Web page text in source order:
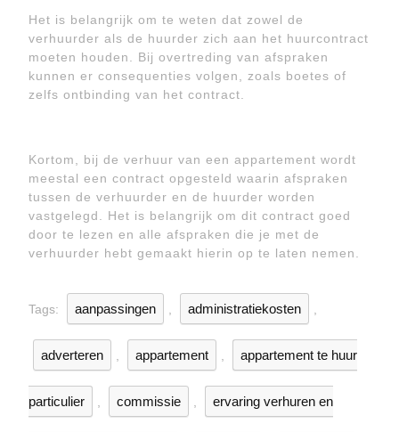
Het is belangrijk om te weten dat zowel de
verhuurder als de huurder zich aan het huurcontract
moeten houden. Bij overtreding van afspraken
kunnen er consequenties volgen, zoals boetes of
zelfs ontbinding van het contract.
Kortom, bij de verhuur van een appartement wordt
meestal een contract opgesteld waarin afspraken
tussen de verhuurder en de huurder worden
vastgelegd. Het is belangrijk om dit contract goed
door te lezen en alle afspraken die je met de
verhuurder hebt gemaakt hierin op te laten nemen.
Tags: aanpassingen administratiekosten
adverteren appartement appartement te huur
particulier commissie ervaring verhuren en